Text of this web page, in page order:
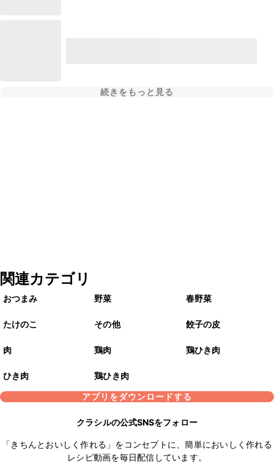
続きをもっと見る
関連カテゴリ
おつまみ 野菜 春野菜
たけのこ その他 餃子の皮
肉 鶏肉 鶏ひき肉
ひき肉
鶏ひき肉
アプリをダウンロードする
クラシルの公式SNSをフォロー
「きちんとおいしく作れる」をコンセプトに、簡単においしく作れる
レシピ動画を毎日配信しています。